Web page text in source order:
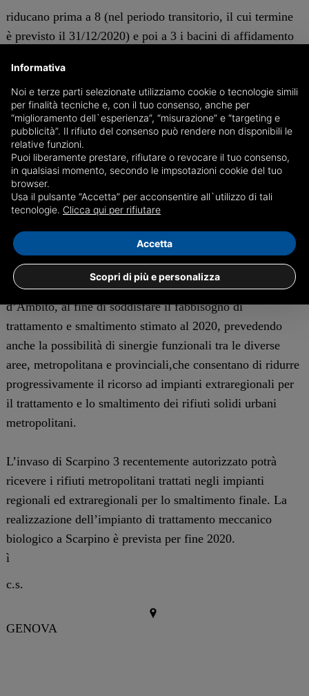
riducano prima a 8 (nel periodo transitorio, il cui termine
è previsto il 31/12/2020) e poi a 3 i bacini di affidamento
frammentazione delle gestioni esistenti;
omogeneizzando i sistemi di raccolta adottando come
modello di riferimento la domiciliazione, pur con le
necessarie declinazioni ed adattamenti ai diversi contesti
abitativi ospitati nel territorio di riferimento, al fine di
conseguire gli obiettivi di raccolta differenziata previsti
dalla normativa (65%).;
definiscono l’assetto impiantistico, tenendo conto delle
stringenti indicazioni contenute nel Piano regionale di
gestione dei rifiuti e degli indirizzi del Comitato
d’Ambito, al fine di soddisfare il fabbisogno di
trattamento e smaltimento stimato al 2020, prevedendo
anche la possibilità di sinergie funzionali tra le diverse
aree, metropolitana e provinciali,che consentano di ridurre
progressivamente il ricorso ad impianti extraregionali per
il trattamento e lo smaltimento dei rifiuti solidi urbani
metropolitani.
L’invaso di Scarpino 3 recentemente autorizzato potrà
ricevere i rifiuti metropolitani trattati negli impianti
regionali ed extraregionali per lo smaltimento finale. La
realizzazione dell’impianto di trattamento meccanico
biologico a Scarpino è prevista per fine 2020.
ì
c.s.
GENOVA
Informativa
Noi e terze parti selezionate utilizziamo cookie o tecnologie simili
per finalità tecniche e, con il tuo consenso, anche per
“miglioramento dell`esperienza”, “misurazione” e “targeting e
pubblicità”. Il rifiuto del consenso può rendere non disponibili le
relative funzioni.
Puoi liberamente prestare, rifiutare o revocare il tuo consenso,
in qualsiasi momento, secondo le impsotazioni cookie del tuo
browser.
Usa il pulsante “Accetta” per acconsentire all`utilizzo di tali
tecnologie. Clicca qui per rifiutare
Scopri di più e personalizza
Accetta